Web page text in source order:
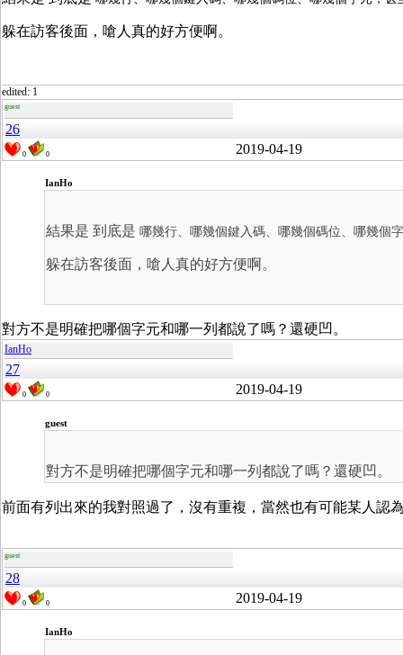
躲在訪客後面，嗆人真的好方便啊。
edited: 1
guest
26
0 0 2019-04-19
IanHo
結果是 到底是 哪幾行、哪幾個鍵入碼、哪幾個碼位、哪幾個
躲在訪客後面，嗆人真的好方便啊。
對方不是明確把哪個字元和哪一列都說了嗎？還硬凹。
IanHo
27
0 0 2019-04-19
guest
對方不是明確把哪個字元和哪一列都說了嗎？還硬凹。
前面有列出來的我對照過了，沒有重複，當然也有可能某人認
guest
28
0 0 2019-04-19
IanHo